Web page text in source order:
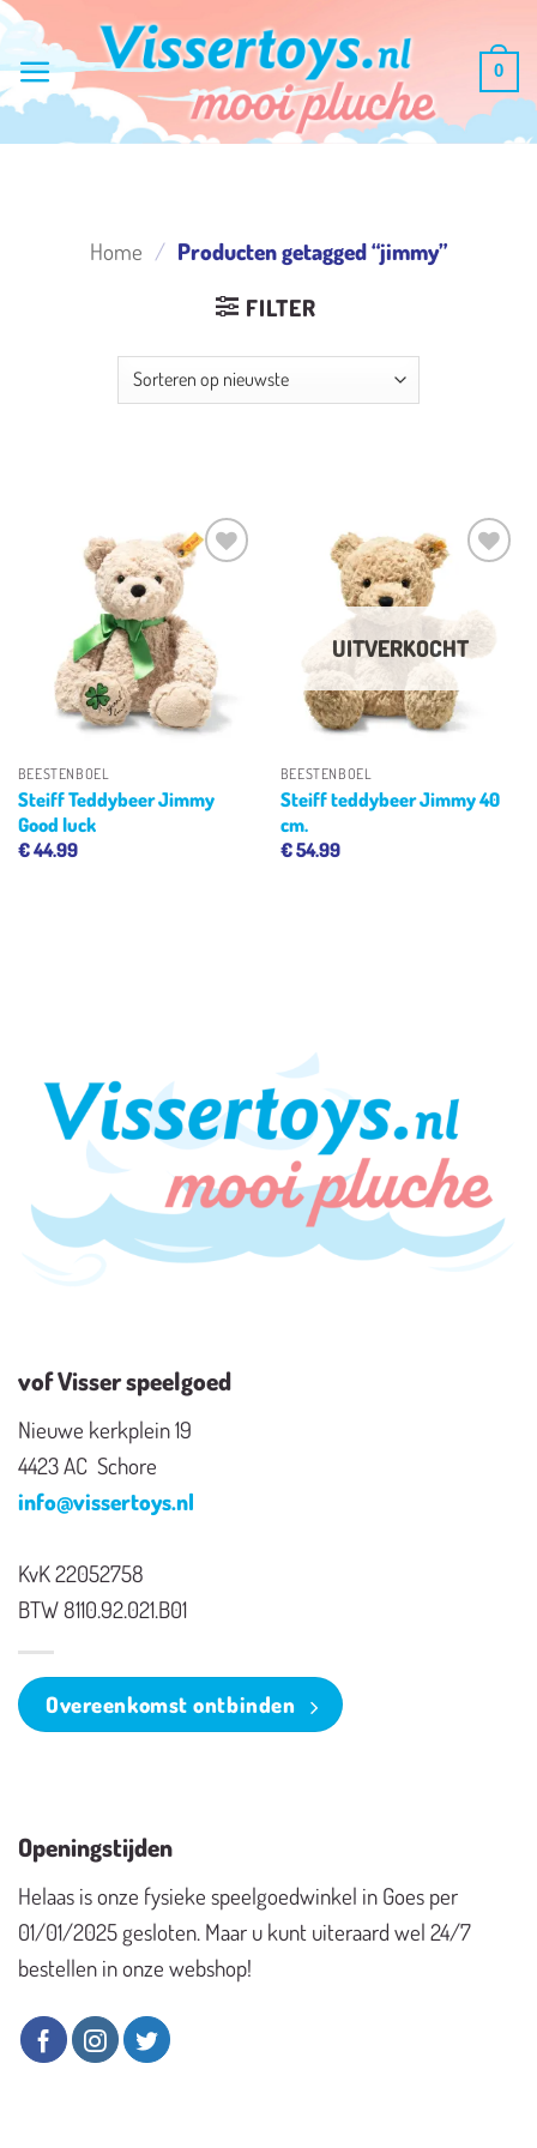
Ga
inhoud
0
Home / Producten getagged “jimmy”
FILTER
Toevoegen
verlanglijst
BEESTENBOEL
Steiff Teddybeer Jimmy
Good luck
€44.99
Toevoegen
verlanglijst
UITVERKOCHT
BEESTENBOEL
Steiff teddybeer Jimmy 40
cm.
€54.99
vof Visser speelgoed
Nieuwe kerkplein 19
4423 AC Schore
info@vissertoys.nl
KvK 22052758
BTW 8110.92.021.B01
Overeenkomst ontbinden
Openingstijden
Helaas is onze fysieke speelgoedwinkel in Goes per
01/01/2025 gesloten. Maar u kunt uiteraard wel 24/7
bestellen in onze webshop!